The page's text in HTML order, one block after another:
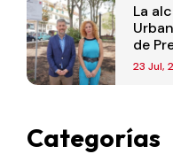
La
de
de
23 Jul,
Categorías